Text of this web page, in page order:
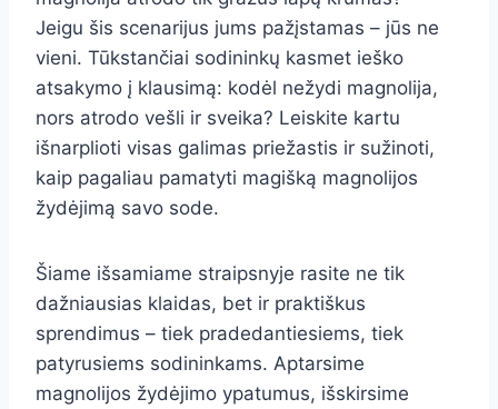
Jeigu šis scenarijus jums pažįstamas – jūs ne
vieni. Tūkstančiai sodininkų kasmet ieško
atsakymo į klausimą: kodėl nežydi magnolija,
nors atrodo vešli ir sveika? Leiskite kartu
išnarplioti visas galimas priežastis ir sužinoti,
kaip pagaliau pamatyti magišką magnolijos
žydėjimą savo sode.
Šiame išsamiame straipsnyje rasite ne tik
dažniausias klaidas, bet ir praktiškus
sprendimus – tiek pradedantiesiems, tiek
patyrusiems sodininkams. Aptarsime
magnolijos žydėjimo ypatumus, išskirsime